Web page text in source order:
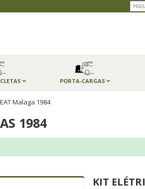
PORTA-CARGAS
Malaga 1984
1984
KIT